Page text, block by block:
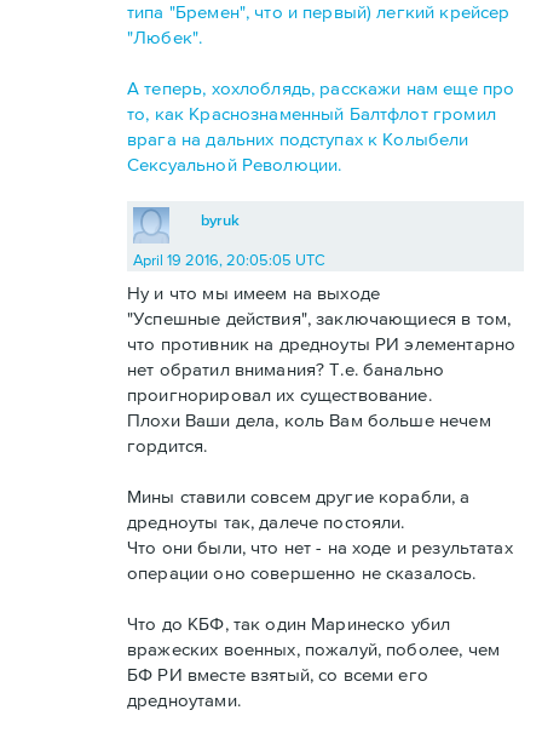
типа "Бремен", что и первый) легкий крейсер
"Любек".
А теперь, хохлоблядь, расскажи нам еще про
то, как Краснознаменный Балтфлот громил
врага на дальних подступах к Колыбели
Сексуальной Революции.
byruk
April 19 2016, 20:05:05 UTC
Ну и что мы имеем на выходе
"Успешные действия", заключающиеся в том,
что противник на дредноуты РИ элементарно
нет обратил внимания? Т.е. банально
проигнорировал их существование.
Плохи Ваши дела, коль Вам больше нечем
гордится.
Мины ставили совсем другие корабли, а
дредноуты так, далече постояли.
Что они были, что нет - на ходе и результатах
операции оно совершенно не сказалось.
Что до КБФ, так один Маринеско убил
вражеских военных, пожалуй, поболее, чем
БФ РИ вместе взятый, со всеми его
дредноутами.